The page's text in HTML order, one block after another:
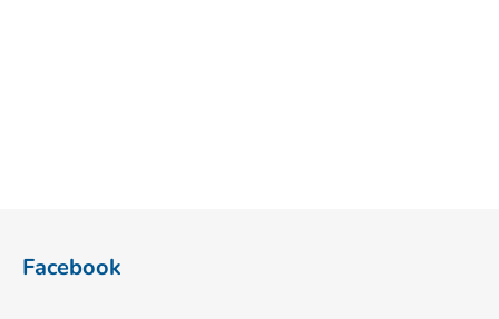
Facebook